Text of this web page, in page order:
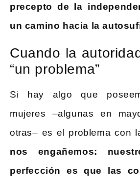
precepto de la
un camino hacia la
Cuando la
“un problema”
Si hay algo que
mujeres –algunas en
otras– es el problema con
nos engañemos:
perfección es que las